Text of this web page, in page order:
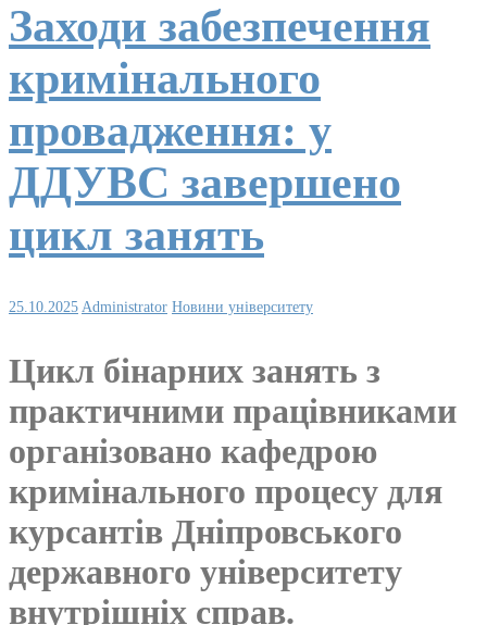
Заходи забезпечення
кримінального
провадження: у
ДДУВС завершено
цикл занять
25.10.2025 Administrator Новини університету
Цикл бінарних занять з
практичними працівниками
організовано кафедрою
кримінального процесу для
курсантів Дніпровського
державного університету
внутрішніх справ.